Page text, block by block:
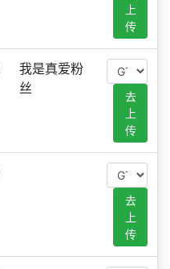
上
传
我是真爱粉
丝
去
上
传
去
上
传